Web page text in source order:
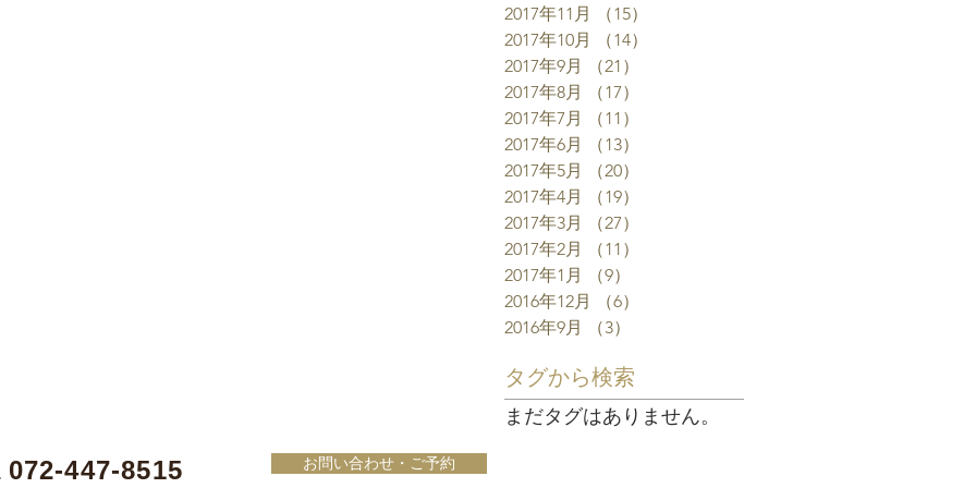
2017年11月 （15）
2017年10月
（14）
2017年9月
（21）
2017年8月
（17）
2017年7月
（11）
2017年6月
（13）
2017年5月
（20）
2017年4月
（19）
2017年3月
（27）
2017年2月
（11）
2017年1月
（9）
2016年12月
（6）
2016年9月
（3）
タグから検索
まだタグはありません。
072-447-8515 お問い合わせ・ご予約